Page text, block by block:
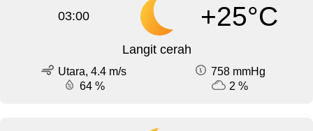
03:00 +25°C
Langit cerah
Utara, 4.4 m/s
758 mmHg
64 %
2 %